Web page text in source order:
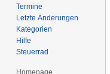
Termine
Letzte Änderungen
Kategorien
Hilfe
Steuerrad
Homepage